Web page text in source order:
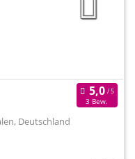
3 Bew.
Deutschland